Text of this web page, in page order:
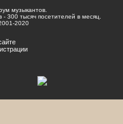
музыкантов.
300 тысяч посетителей в месяц.
2020